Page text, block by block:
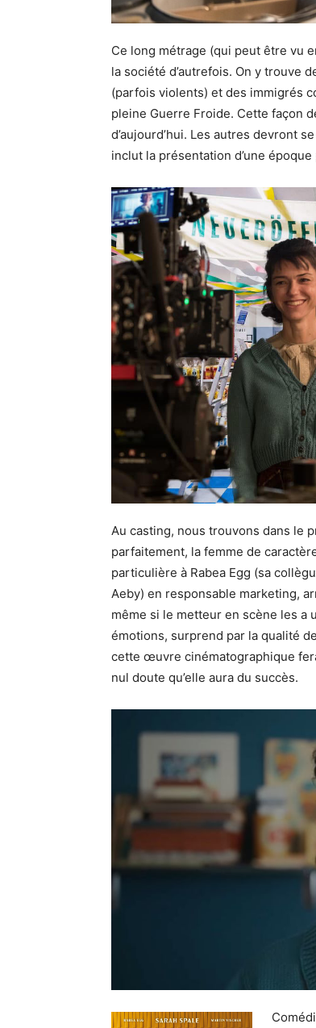
Ce long métrage (qui peut être vu
la société d’autrefois. On y trouve
(parfois violents) et des immigrés
pleine Guerre Froide. Cette façon
d’aujourd’hui. Les autres devront
inclut la présentation d’une
Au casting, nous trouvons dans le
parfaitement, la femme de
particulière à Rabea Egg (sa
Aeby) en responsable marketing,
même si le metteur en scène les
émotions, surprend par la qualité
cette œuvre cinématographique
nul doute qu’elle aura du succès.